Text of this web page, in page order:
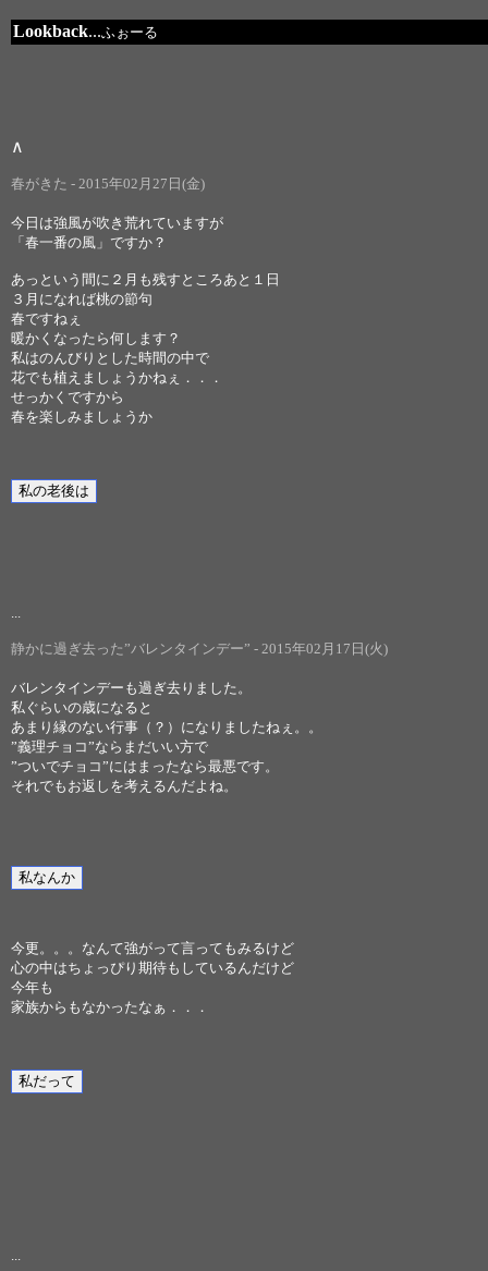
Lookback...ふぉーる
∧
春がきた - 2015年02月27日(金)
今日は強風が吹き荒れていますが
「春一番の風」ですか？
あっという間に２月も残すところあと１日
３月になれば桃の節句
春ですねぇ
暖かくなったら何します？
私はのんびりとした時間の中で
花でも植えましょうかねぇ．．．
せっかくですから
春を楽しみましょうか
...
静かに過ぎ去った”バレンタインデー” - 2015年02月17日(火)
バレンタインデーも過ぎ去りました。
私ぐらいの歳になると
あまり縁のない行事（？）になりましたねぇ。。
”義理チョコ”ならまだいい方で
”ついでチョコ”にはまったなら最悪です。
それでもお返しを考えるんだよね。
今更。。。なんて強がって言ってもみるけど
心の中はちょっぴり期待もしているんだけど
今年も
家族からもなかったなぁ．．．
...